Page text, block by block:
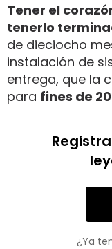
Tener el
tenerlo
de dieciocho
instalación de
entrega, que la
para fines de
¿Ya